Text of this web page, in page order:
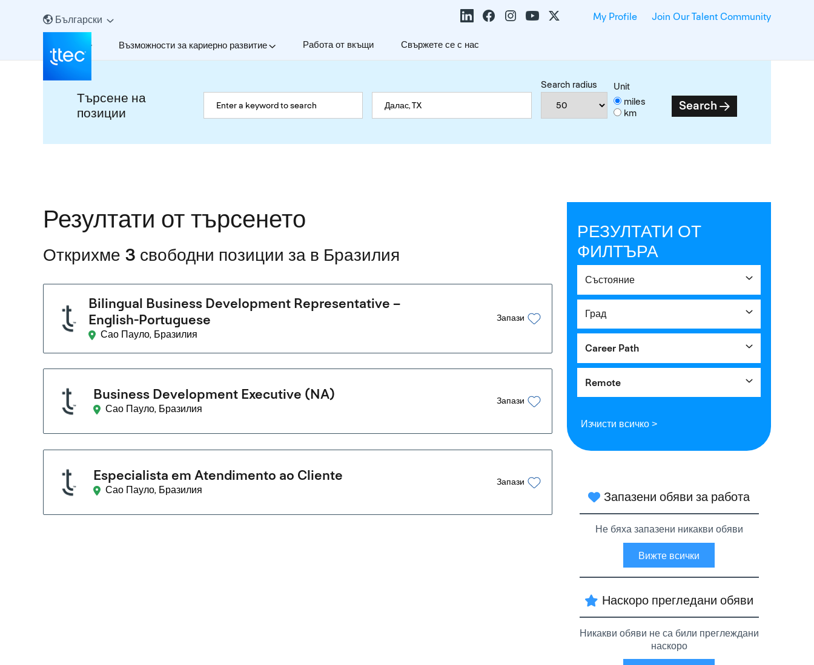
Български My Profile Join Our Talent Community
За нас Възможности за кариерно развитие Работа от вкъщи Свържете се с нас
Търсене на
позиции
Search radius
Unit
miles
km
Search
Резултати от търсенето
Открихме 3 свободни позиции за в Бразилия
Bilingual Business Development Representative –
English-Portuguese
Сао Пауло, Бразилия
Запази
Business Development Executive (NA)
Сао Пауло, Бразилия
Запази
Especialista em Atendimento ao Cliente
Сао Пауло, Бразилия
Запази
РЕЗУЛТАТИ ОТ
ФИЛТЪРА
Състояние
Град
Career Path
Remote
Изчисти всичко >
Запазени обяви за работа
Не бяха запазени никакви обяви
Вижте всички
Наскоро прегледани обяви
Никакви обяви не са били преглеждани
наскоро